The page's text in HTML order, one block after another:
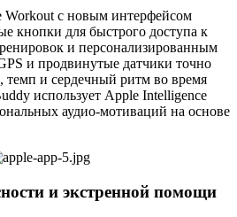
с новым интерфейсом
кнопки для быстрого доступа к
и персонализированным
и продвинутые датчики точно
и сердечный ритм во время
использует Apple Intelligence
аудио-мотиваций на основе
и экстренной помощи